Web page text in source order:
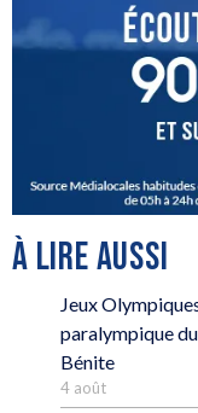
À LIRE AUSSI
Jeux
paralympique
Bénite
4 août